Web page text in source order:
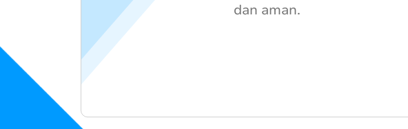
dan aman.